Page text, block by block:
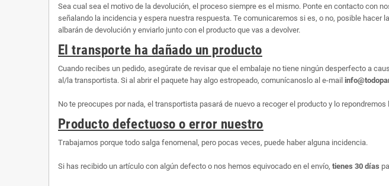
Sea cual sea el motivo de la devolución, el proceso siempre es el mismo. Ponte en contacto con
señalando la incidencia y espera nuestra respuesta. Te comunicaremos si es, o no, posible hacer
albarán de devolución y enviarlo junto con el producto que vas a devolver.
El transporte ha dañado un producto
Cuando recibes un pedido, asegúrate de revisar que el embalaje no tiene ningún desperfecto a
al/la transportista. Si al abrir el paquete hay algo estropeado, comunícanoslo al e-mail
No te preocupes por nada, el transportista pasará de nuevo a recoger el producto y lo repondremos
Producto defectuoso o error nuestro
Trabajamos porque todo salga fenomenal, pero pocas veces, puede haber alguna incidencia.
Si has recibido un artículo con algún defecto o nos hemos equivocado en el envío, tienes 30 días